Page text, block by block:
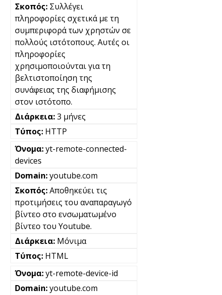
Συλλέγει
πληροφορίες σχετικά με τη
συμπεριφορά των χρηστών σε
πολλούς ιστότοπους. Αυτές οι
πληροφορίες
χρησιμοποιούνται για τη
βελτιστοποίηση της
συνάφειας της διαφήμισης
στον ιστότοπο.
3 μήνες
HTTP
yt-remote-connected-
devices
youtube.com
Αποθηκεύει τις
προτιμήσεις του αναπαραγωγό
βίντεο στο ενσωματωμένο
βίντεο του Youtube.
Μόνιμα
HTML
yt-remote-device-id
youtube.com